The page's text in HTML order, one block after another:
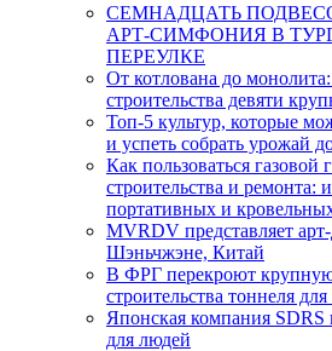
СЕМНАДЦАТЬ
АРТ-СИМФОНИЯ В
ПЕРЕУЛКЕ
От котлована до
строительства девяти
Топ-5 культур, которые
и успеть собрать урожай
Как пользоваться газовой
строительства и ремонта:
портативных и
MVRDV представляет
Шэньчжэне, Китай
В ФРГ перекроют крупную
строительства тоннеля
Японская компания
для людей